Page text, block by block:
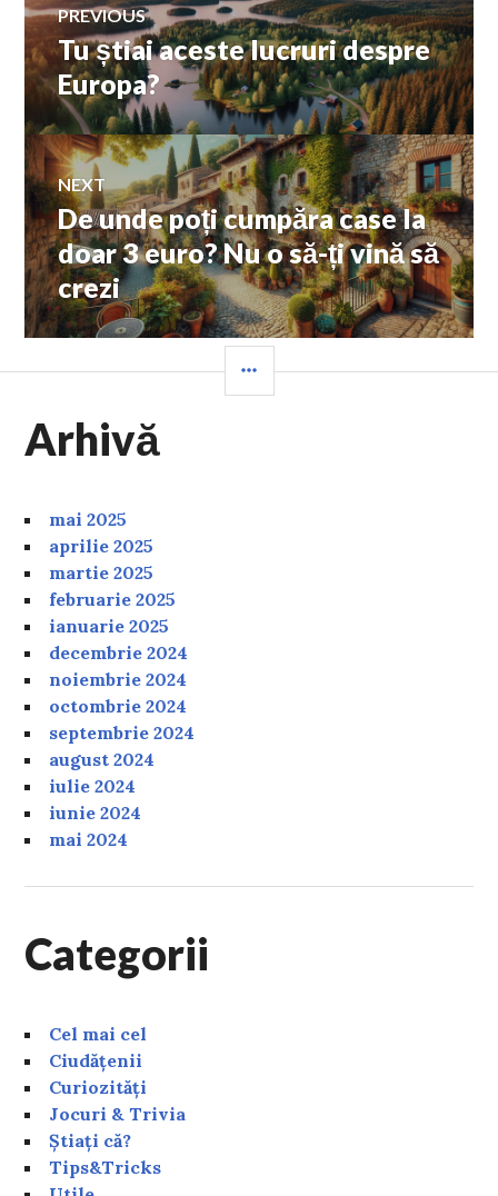
în
articole
PREVIOUS
Previous
post:
Tu știai aceste lucruri despre
Europa?
NEXT
Next
post:
De unde poți cumpăra case la
doar 3 euro? Nu o să-ți vină să
crezi
Arhivă
mai 2025
aprilie 2025
martie 2025
februarie 2025
ianuarie 2025
decembrie 2024
noiembrie 2024
octombrie 2024
septembrie 2024
august 2024
iulie 2024
iunie 2024
mai 2024
Categorii
Cel mai cel
Ciudățenii
Curiozități
Jocuri & Trivia
Știați că?
Tips&Tricks